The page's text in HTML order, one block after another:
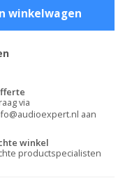
winkelwagen
via
aan
winkel
productspecialisten